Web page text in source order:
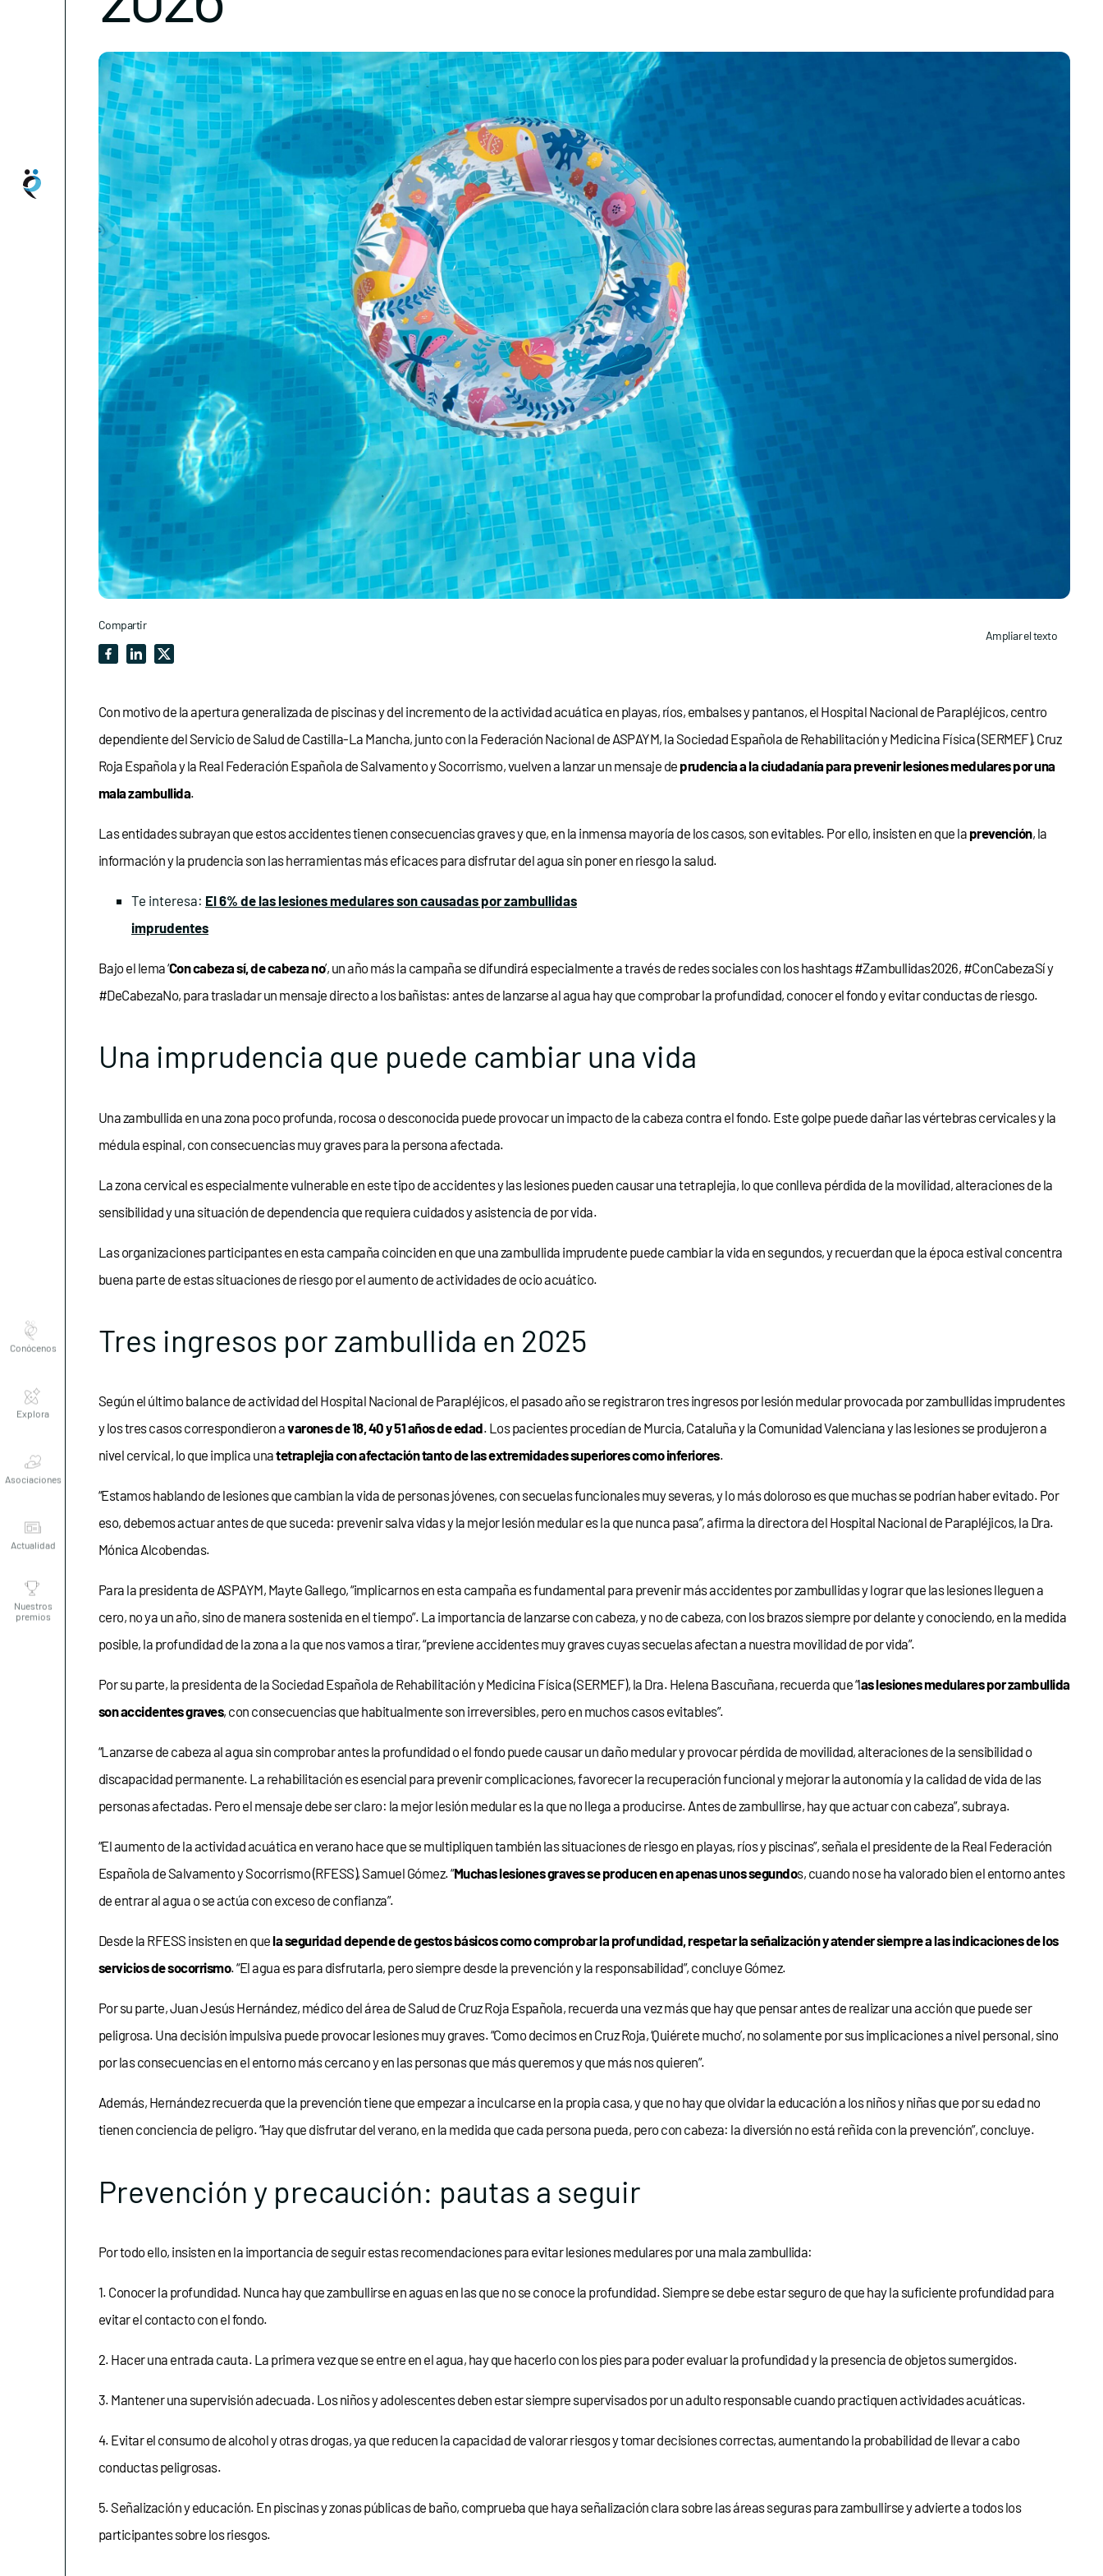
premios
Compartir
Ampliar el texto
Con motivo de la apertura generalizada de piscinas y del incremento de la actividad acuática en playas, ríos, embalses y pantanos, el Hospital Nacional de Parapléjicos, centro
dependiente del Servicio de Salud de Castilla-La Mancha, junto con la Federación Nacional de ASPAYM, la Sociedad Española de Rehabilitación y Medicina Física (SERMEF), Cruz
Roja Española y la Real Federación Española de Salvamento y Socorrismo, vuelven a lanzar un mensaje de prudencia a la ciudadanía para prevenir lesiones medulares por una
mala zambullida.
Las entidades subrayan que estos accidentes tienen consecuencias graves y que, en la inmensa mayoría de los casos, son evitables. Por ello, insisten en que la prevención, la
información y la prudencia son las herramientas más eficaces para disfrutar del agua sin poner en riesgo la salud.
Te interesa: El 6% de las lesiones medulares son causadas por zambullidas
imprudentes
Bajo el lema ‘Con cabeza sí, de cabeza no’, un año más la campaña se difundirá especialmente a través de redes sociales con los hashtags #Zambullidas2026, #ConCabezaSí y
#DeCabezaNo, para trasladar un mensaje directo a los bañistas: antes de lanzarse al agua hay que comprobar la profundidad, conocer el fondo y evitar conductas de riesgo.
Una imprudencia que puede cambiar una vida
Una zambullida en una zona poco profunda, rocosa o desconocida puede provocar un impacto de la cabeza contra el fondo. Este golpe puede dañar las vértebras cervicales y la
médula espinal, con consecuencias muy graves para la persona afectada.
La zona cervical es especialmente vulnerable en este tipo de accidentes y las lesiones pueden causar una tetraplejia, lo que conlleva pérdida de la movilidad, alteraciones de la
sensibilidad y una situación de dependencia que requiera cuidados y asistencia de por vida.
Las organizaciones participantes en esta campaña coinciden en que una zambullida imprudente puede cambiar la vida en segundos, y recuerdan que la época estival concentra
buena parte de estas situaciones de riesgo por el aumento de actividades de ocio acuático.
Tres ingresos por zambullida en 2025
Según el último balance de actividad del Hospital Nacional de Parapléjicos, el pasado año se registraron tres ingresos por lesión medular provocada por zambullidas imprudentes
y los tres casos correspondieron avarones de 18, 40 y 51 años de edad. Los pacientes procedían de Murcia, Cataluña y la Comunidad Valenciana y las lesiones se produjeron a
nivel cervical, lo que implica unatetraplejia con afectación tanto de las extremidades superiores como inferiores.
“Estamos hablando de lesiones que cambian la vida de personas jóvenes, con secuelas funcionales muy severas, y lo más doloroso es que muchas se podrían haber evitado. Por
eso, debemos actuar antes de que suceda: prevenir salva vidas y la mejor lesión medular es la que nunca pasa”, afirma la directora del Hospital Nacional de Parapléjicos, la Dra.
Mónica Alcobendas.
Para la presidenta de ASPAYM, Mayte Gallego, “implicarnos en esta campaña es fundamental para prevenir más accidentes por zambullidas y lograr que las lesiones lleguen a
cero, no ya un año, sino de manera sostenida en el tiempo”. La importancia de lanzarse con cabeza, y no de cabeza, con los brazos siempre por delante y conociendo, en la medida
posible, la profundidad de la zona a la que nos vamos a tirar, “previene accidentes muy graves cuyas secuelas afectan a nuestra movilidad de por vida”.
Por su parte, la presidenta de la Sociedad Española de Rehabilitación y Medicina Física (SERMEF), la Dra. Helena Bascuñana, recuerda que “las lesiones medulares por zambullida
son accidentes graves, con consecuencias que habitualmente son irreversibles, pero en muchos casos evitables”.
“Lanzarse de cabeza al agua sin comprobar antes la profundidad o el fondo puede causar un daño medular y provocar pérdida de movilidad, alteraciones de la sensibilidad o
discapacidad permanente. La rehabilitación es esencial para prevenir complicaciones, favorecer la recuperación funcional y mejorar la autonomía y la calidad de vida de las
personas afectadas. Pero el mensaje debe ser claro: la mejor lesión medular es la que no llega a producirse. Antes de zambullirse, hay que actuar con cabeza”, subraya.
“El aumento de la actividad acuática en verano hace que se multipliquen también las situaciones de riesgo en playas, ríos y piscinas”, señala el presidente de la Real Federación
Española de Salvamento y Socorrismo (RFESS), Samuel Gómez. “Muchas lesiones graves se producen en apenas unos segundos, cuando no se ha valorado bien el entorno antes
de entrar al agua o se actúa con exceso de confianza”.
Desde la RFESS insisten en quela seguridad depende de gestos básicos como comprobar la profundidad, respetar la señalización y atender siempre a las indicaciones de los
servicios de socorrismo. “El agua es para disfrutarla, pero siempre desde la prevención y la responsabilidad”, concluye Gómez.
Por su parte, Juan Jesús Hernández, médico del área de Salud de Cruz Roja Española, recuerda una vez más que hay que pensar antes de realizar una acción que puede ser
peligrosa. Una decisión impulsiva puede provocar lesiones muy graves. “Como decimos en Cruz Roja, ‘Quiérete mucho’, no solamente por sus implicaciones a nivel personal, sino
por las consecuencias en el entorno más cercano y en las personas que más queremos y que más nos quieren”.
Además, Hernández recuerda que la prevención tiene que empezar a inculcarse en la propia casa, y que no hay que olvidar la educación a los niños y niñas que por su edad no
tienen conciencia de peligro. “Hay que disfrutar del verano, en la medida que cada persona pueda, pero con cabeza: la diversión no está reñida con la prevención”, concluye.
Prevención y precaución: pautas a seguir
Por todo ello, insisten en la importancia de seguir estas recomendaciones para evitar lesiones medulares por una mala zambullida:
1. Conocer la profundidad. Nunca hay que zambullirse en aguas en las que no se conoce la profundidad. Siempre se debe estar seguro de que hay la suficiente profundidad para
evitar el contacto con el fondo.
2. Hacer una entrada cauta. La primera vez que se entre en el agua, hay que hacerlo con los pies para poder evaluar la profundidad y la presencia de objetos sumergidos.
3. Mantener una supervisión adecuada. Los niños y adolescentes deben estar siempre supervisados por un adulto responsable cuando practiquen actividades acuáticas.
4. Evitar el consumo de alcohol y otras drogas, ya que reducen la capacidad de valorar riesgos y tomar decisiones correctas, aumentando la probabilidad de llevar a cabo
conductas peligrosas.
5. Señalización y educación. En piscinas y zonas públicas de baño, comprueba que haya señalización clara sobre las áreas seguras para zambullirse y advierte a todos los
participantes sobre los riesgos.